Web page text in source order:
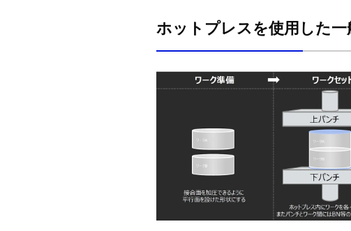
ホットプレスを使用した